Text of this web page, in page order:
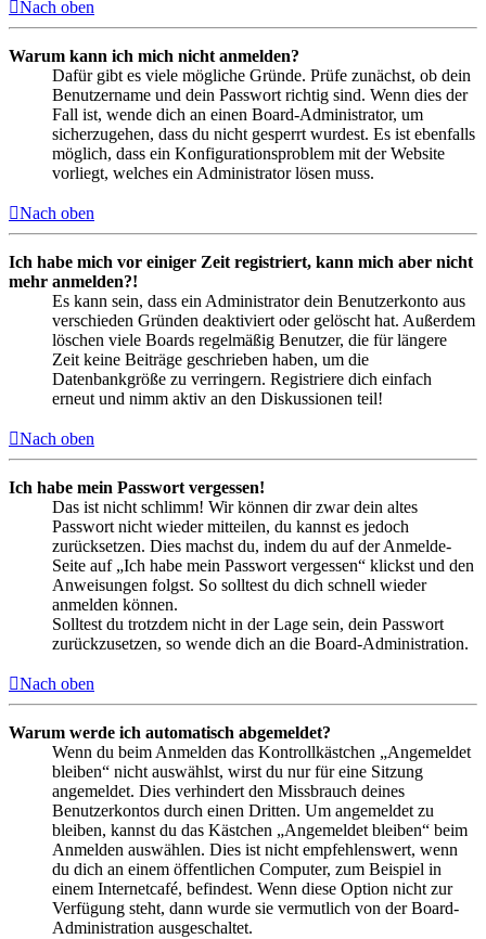
Nach oben
Warum kann ich mich nicht anmelden?
Dafür gibt es viele mögliche Gründe. Prüfe zunächst, ob dein
Benutzername und dein Passwort richtig sind. Wenn dies der
Fall ist, wende dich an einen Board-Administrator, um
sicherzugehen, dass du nicht gesperrt wurdest. Es ist ebenfalls
möglich, dass ein Konfigurationsproblem mit der Website
vorliegt, welches ein Administrator lösen muss.
Nach oben
Ich habe mich vor einiger Zeit registriert, kann mich aber nicht
mehr anmelden?!
Es kann sein, dass ein Administrator dein Benutzerkonto aus
verschieden Gründen deaktiviert oder gelöscht hat. Außerdem
löschen viele Boards regelmäßig Benutzer, die für längere
Zeit keine Beiträge geschrieben haben, um die
Datenbankgröße zu verringern. Registriere dich einfach
erneut und nimm aktiv an den Diskussionen teil!
Nach oben
Ich habe mein Passwort vergessen!
Das ist nicht schlimm! Wir können dir zwar dein altes
Passwort nicht wieder mitteilen, du kannst es jedoch
zurücksetzen. Dies machst du, indem du auf der Anmelde-
Seite auf „Ich habe mein Passwort vergessen“ klickst und den
Anweisungen folgst. So solltest du dich schnell wieder
anmelden können.
Solltest du trotzdem nicht in der Lage sein, dein Passwort
zurückzusetzen, so wende dich an die Board-Administration.
Nach oben
Warum werde ich automatisch abgemeldet?
Wenn du beim Anmelden das Kontrollkästchen „Angemeldet
bleiben“ nicht auswählst, wirst du nur für eine Sitzung
angemeldet. Dies verhindert den Missbrauch deines
Benutzerkontos durch einen Dritten. Um angemeldet zu
bleiben, kannst du das Kästchen „Angemeldet bleiben“ beim
Anmelden auswählen. Dies ist nicht empfehlenswert, wenn
du dich an einem öffentlichen Computer, zum Beispiel in
einem Internetcafé, befindest. Wenn diese Option nicht zur
Verfügung steht, dann wurde sie vermutlich von der Board-
Administration ausgeschaltet.